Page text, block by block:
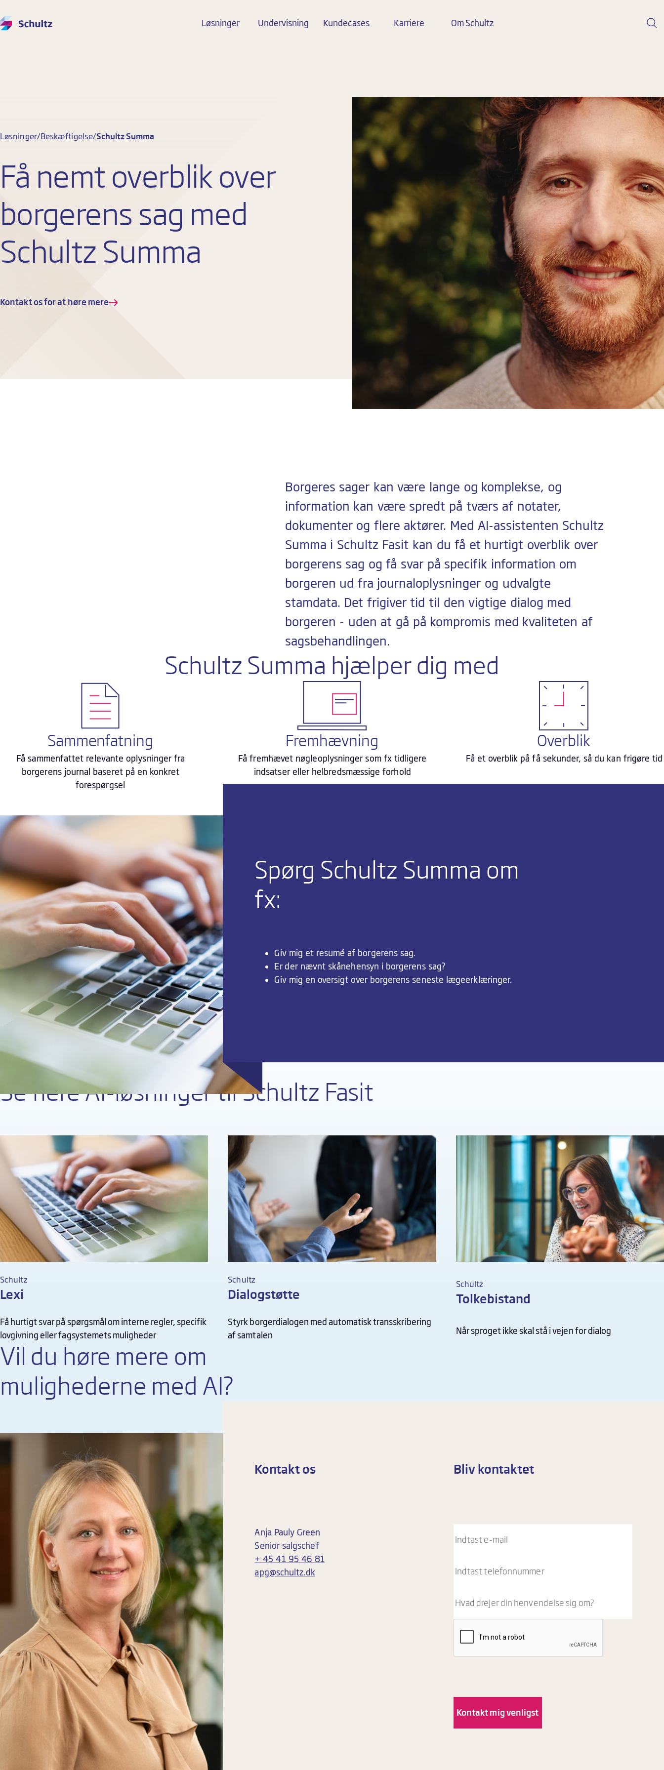
Løsninger Undervisning Kundecases Karriere Om Schultz
Løsninger Beskæftigelse Schultz Summa
Få nemt overblik over
borgerens sag med
Schultz Summa
Kontakt os for at høre mere
Borgeres sager kan være lange og komplekse, og
information kan være spredt på tværs af notater,
dokumenter og flere aktører. Med AI-assistenten Schultz
Summa i Schultz Fasit kan du få et hurtigt overblik over
borgerens sag og få svar på specifik information om
borgeren ud fra journaloplysninger og udvalgte
stamdata. Det frigiver tid til den vigtige dialog med
borgeren - uden at gå på kompromis med kvaliteten af
sagsbehandlingen.
Schultz Summa hjælper dig med
Sammenfatning
Få sammenfattet relevante oplysninger fra
borgerens journal baseret på en konkret
forespørgsel
Fremhævning
Få fremhævet nøgleoplysninger som fx tidligere
indsatser eller helbredsmæssige forhold
Overblik
Få et overblik på få sekunder, så du kan frigøre tid
Spørg Schultz Summa om
fx:
Giv mig et resumé af borgerens sag.
Er der nævnt skånehensyn i borgerens sag?
Giv mig en oversigt over borgerens seneste lægeerklæringer.
Se flere AI-løsninger til Schultz Fasit
Schultz
Lexi
Få hurtigt svar på spørgsmål om interne regler, specifik
lovgivning eller fagsystemets muligheder
Schultz
Dialogstøtte
Styrk borgerdialogen med automatisk transskribering
af samtalen
Schultz
Tolkebistand
Når sproget ikke skal stå i vejen for dialog
Vil du høre mere om
mulighederne med AI?
Kontakt os
Anja Pauly Green
Senior salgschef
+ 45 41 95 46 81
apg@schultz.dk
Bliv kontaktet